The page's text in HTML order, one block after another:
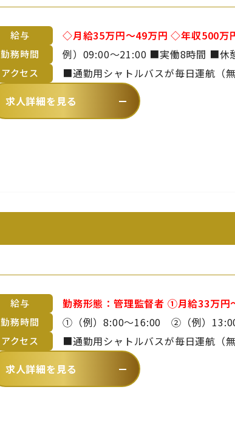
給与
◇月給35万円～49万円 ◇年収500万
■昇給年1回 ■賞与年2回 ※年齢や経験を考慮のうえ、当社規定により決定い
たします
勤務時間
アクセス
■通勤用シャトルバスが毎日運航（
～中村まで約20分）【 バスでお越
ら徒歩2分
求人詳細を見る
給与
勤務形態：管理監督者 ①月給33万円～50万円以上（副料理長） ②月給37.5万
円～60万円以上（料理長） ※料理長、副料理長の場合は上記想定です。 ただ
しスキル・御経験によってご提示額は変動致します
す。 ※詳細は備考欄をご覧ください。 ■昇給年1回 ■賞与年2回 ※年齢や経験
を考慮のうえ、当社規定により決定い
勤務時間
①（例）8:00～16:00 ②（例）13:00～21:00 ※上記時間は
間、休憩1時間の勤務形態。 ※曜日・日数・時間は変わる場合あり ※休日勤
務・残業・早出をお願いする場合あり
アクセス
■通勤用シャトルバスが毎日運航（
～中村まで約20分）【 バスでお越
ら徒歩2分
求人詳細を見る